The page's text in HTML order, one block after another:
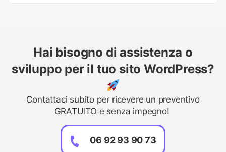
Hai bisogno di assistenza o
sviluppo per il tuo sito WordPress?
Contattaci subito per ricevere un preventivo
GRATUITO e senza impegno!
06 92 93 90 73